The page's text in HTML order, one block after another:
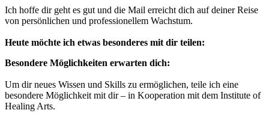
Ich hoffe dir geht es gut und die Mail erreicht dich auf deiner Reise
von persönlichen und professionellem Wachstum.
Heute möchte ich etwas besonderes mit dir teilen:
Besondere Möglichkeiten erwarten dich:
Um dir neues Wissen und Skills zu ermöglichen, teile ich eine
besondere Möglichkeit mit dir – in Kooperation mit dem Institute of
Healing Arts.